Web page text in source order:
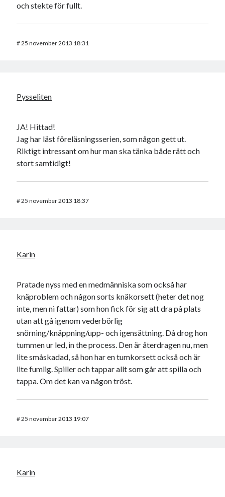
och stekte för fullt.
#25 november 2013 18:31
Pysseliten
JA! Hittad!
Jag har läst föreläsningsserien, som någon gett ut.
Riktigt intressant om hur man ska tänka både rätt och
stort samtidigt!
#25 november 2013 18:37
Karin
Pratade nyss med en medmänniska som också har
knäproblem och någon sorts knäkorsett (heter det nog
inte, men ni fattar) som hon fick för sig att dra på plats
utan att gå igenom vederbörlig
snörning/knäppning/upp- och igensättning. Då drog hon
tummen ur led, in the process. Den är återdragen nu, men
lite småskadad, så hon har en tumkorsett också och är
lite fumlig. Spiller och tappar allt som går att spilla och
tappa. Om det kan va någon tröst.
#25 november 2013 19:07
Karin